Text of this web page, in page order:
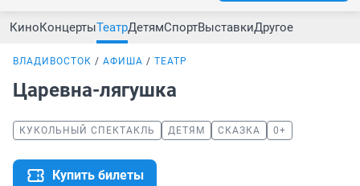
КиноКонцертыТеатрДетямСпортВыставкиДругое
ВЛАДИВОСТОК АФИША ТЕАТР
Царевна-лягушка
КУКОЛЬНЫЙ СПЕКТАКЛЬ ДЕТЯМ СКАЗКА 0+
Купить билеты